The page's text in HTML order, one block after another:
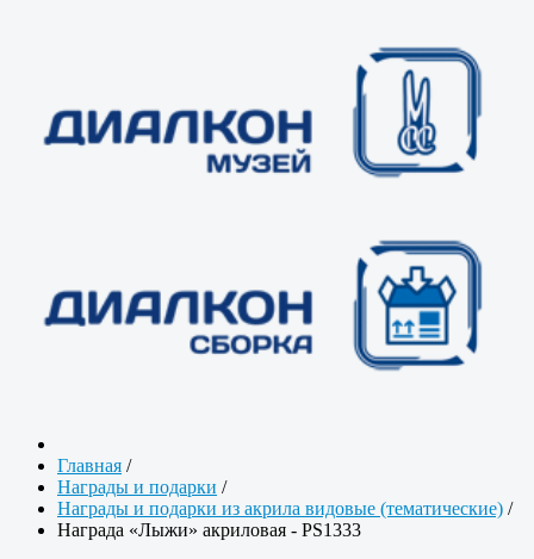
Главная /
Награды и подарки /
Награды и подарки из акрила видовые (тематические) /
Награда «Лыжи» акриловая - PS1333